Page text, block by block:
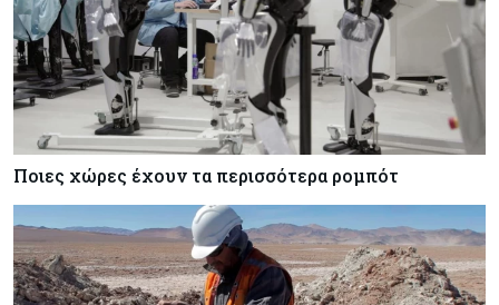
Ποιες χώρες έχουν τα περισσότερα ρομπότ